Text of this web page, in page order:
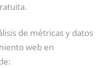
de métricas y datos
web en